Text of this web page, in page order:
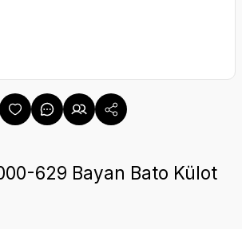
629 Bayan Bato Külot